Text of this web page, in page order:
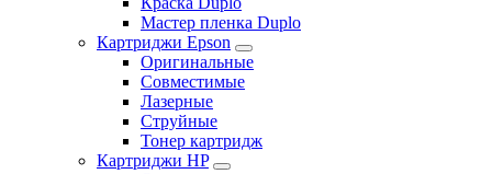
Мастер пленка Duplo
Картриджи Epson
Оригинальные
Совместимые
Лазерные
Струйные
Тонер картридж
Картриджи HP